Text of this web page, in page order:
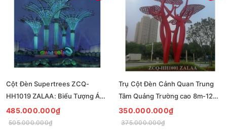
Cột Đèn Supertrees ZCQ-
HH1019 ZALAA: Biểu Tượng Ánh
Sáng Cho Đại Đô Thị
485.000.000₫
505.000.000₫
Trụ Cột Đèn Cảnh Quan Trung
Tâm Quảng Trường cao 8m-12m
ZCQ-HH1001 ZALAA Fortune
Tree Series
350.000.000₫
375.000.000₫